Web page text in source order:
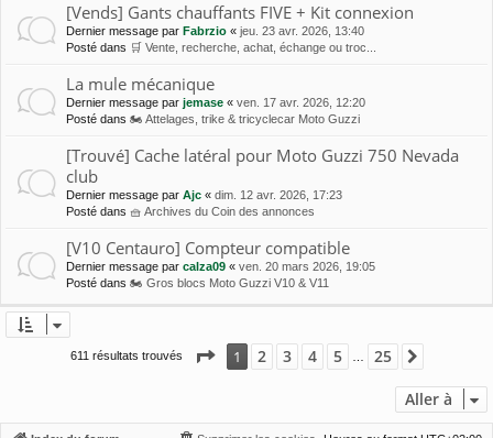
[Vends] Gants chauffants FIVE + Kit connexion
Dernier message par Fabrzio « jeu. 23 avr. 2026, 13:40
Posté dans 🛒 Vente, recherche, achat, échange ou troc...
La mule mécanique
Dernier message par jemase « ven. 17 avr. 2026, 12:20
Posté dans 🏍 Attelages, trike & tricyclecar Moto Guzzi
[Trouvé] Cache latéral pour Moto Guzzi 750 Nevada
club
Dernier message par Ajc « dim. 12 avr. 2026, 17:23
Posté dans 🧺 Archives du Coin des annonces
[V10 Centauro] Compteur compatible
Dernier message par calza09 « ven. 20 mars 2026, 19:05
Posté dans 🏍 Gros blocs Moto Guzzi V10 & V11
611 résultats trouvés Page 1sur 25
1 2 3 4 5 25
Aller à